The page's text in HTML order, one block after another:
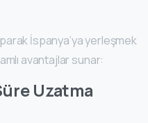
İspanya’ya yerleşmek
avantajlar sunar:
Uzatma